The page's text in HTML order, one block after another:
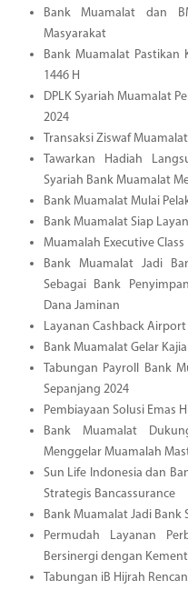
Bank Muamalat dan
Masyarakat
Bank Muamalat
1446 H
DPLK Syariah Muamalat
2024
Transaksi Ziswaf
Tawarkan Hadiah
Syariah Bank Muamalat
Bank Muamalat Mulai
Bank Muamalat Siap
Muamalah Executive Class
Bank Muamalat Jadi
Sebagai Bank
Dana Jaminan
Layanan Cashback
Bank Muamalat Gelar
Tabungan Payroll Bank
Sepanjang 2024
Pembiayaan Solusi Emas
Bank Muamalat
Menggelar Muamalah
Sun Life Indonesia dan
Strategis Bancassurance
Bank Muamalat Jadi Bank
Permudah Layanan
Bersinergi dengan
Tabungan iB Hijrah